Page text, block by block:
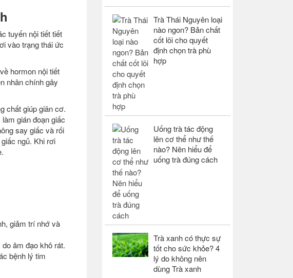
tuyến nội tiết tiết
vào trạng thái ức
hormon nội tiết
nhân chính gây
chất giúp giãn cơ.
gián đoạn giấc
say giấc và rối
ngủ. Khi rơi
giảm trí nhớ và
âm đạo khô rát.
bệnh lý tim
Trà Thái Nguyên loại
nào ngon? Bản chất
cốt lõi cho quyết
định chọn trà phù
hợp
Uống trà tác động
lên cơ thể như thế
nào? Nên hiểu để
uống trà đúng cách
Trà xanh có thực sự
tốt cho sức khỏe? 4
lý do không nên
dùng Trà xanh